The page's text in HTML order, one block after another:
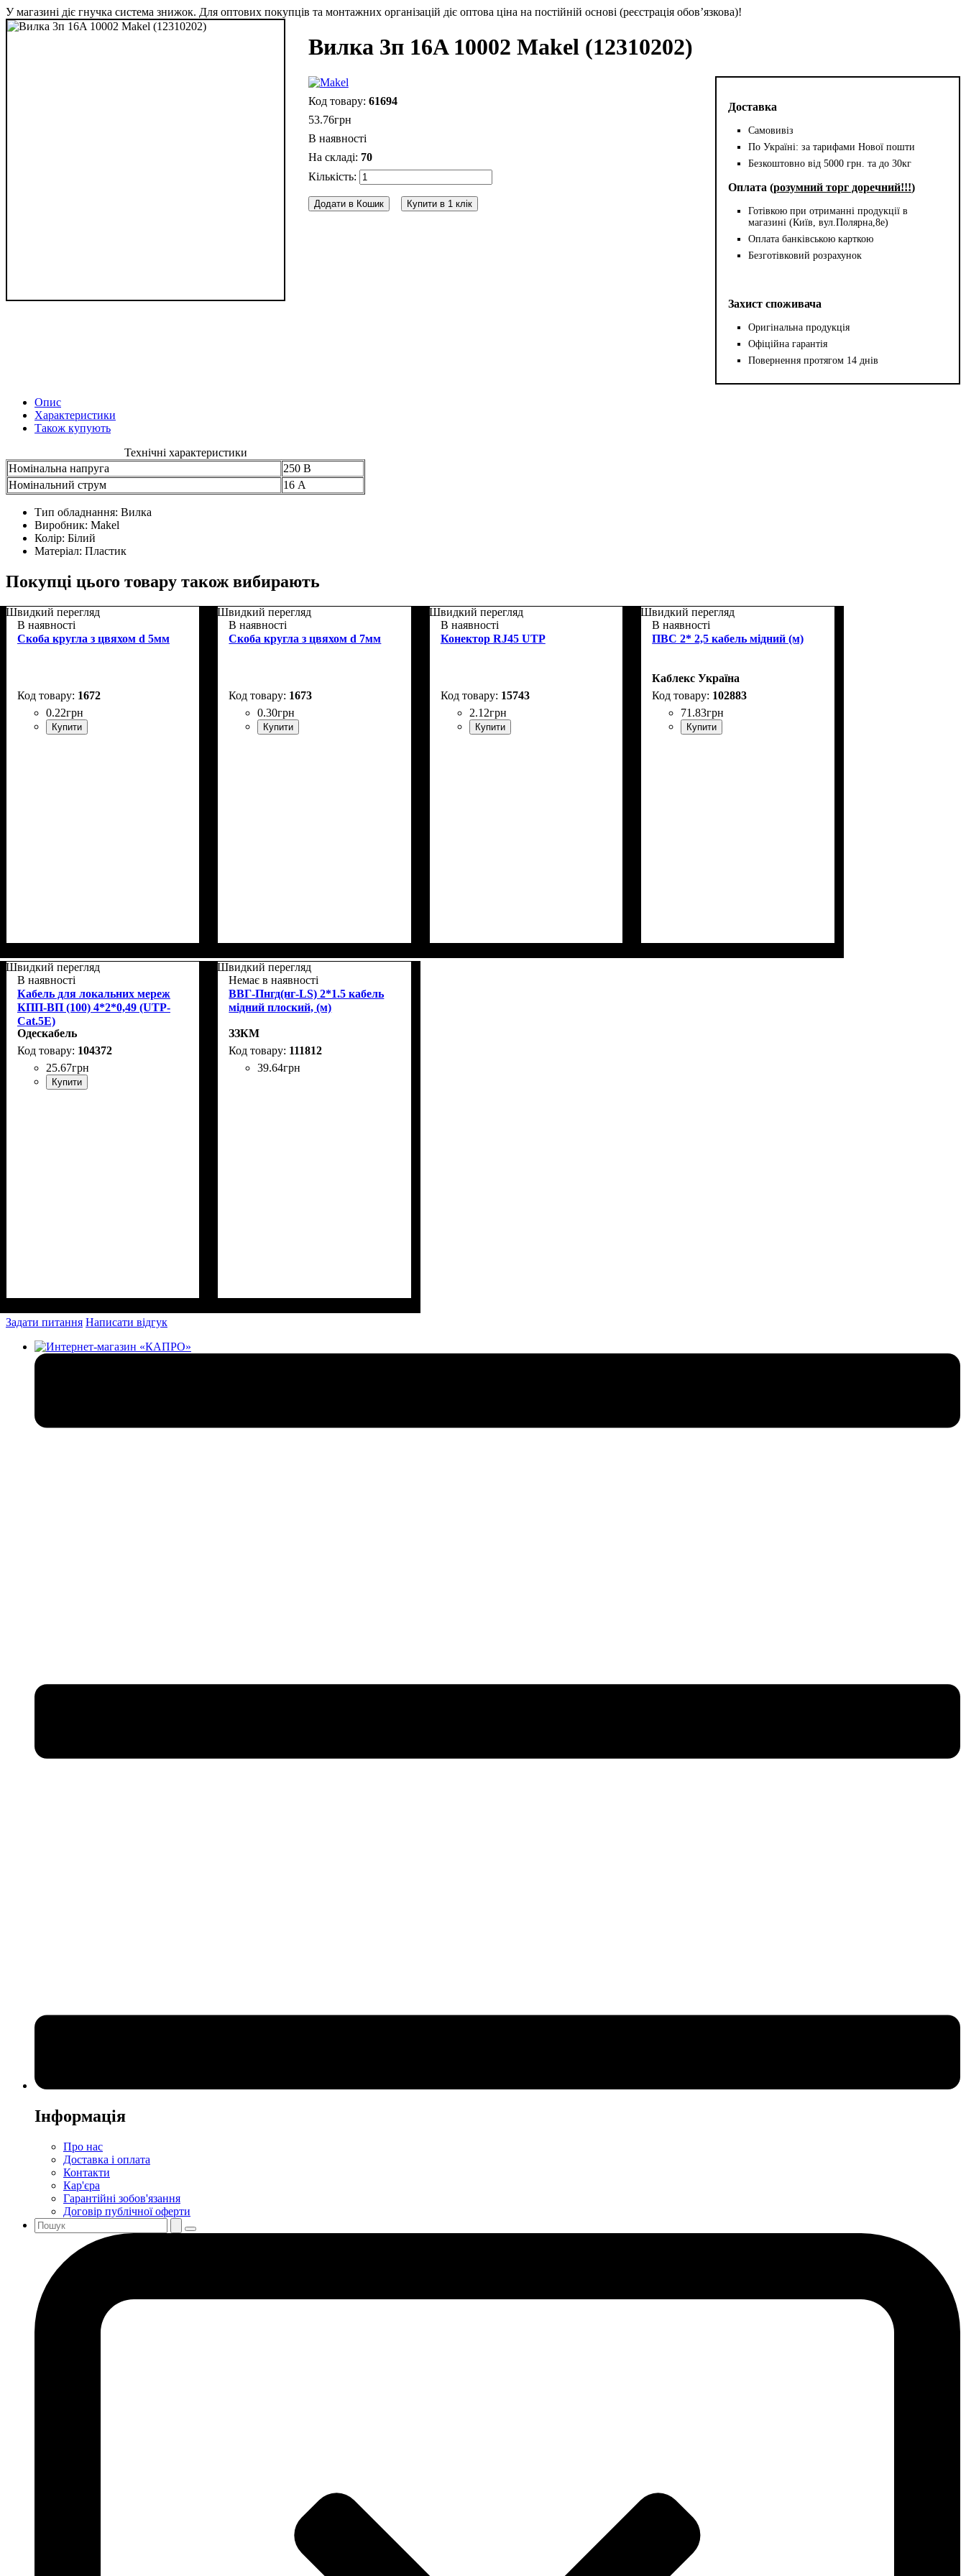
У магазині діє гнучка система знижок. Для оптових покупців та монтажних організацій діє оптова ціна на постійній основі (реєстрація обов’язкова)!
Вилка 3п 16A 10002 Makel (12310202)
Доставка
Самовивіз
По Україні: за тарифами Нової пошти
Безкоштовно від 5000 грн. та до 30кг
Оплата (розумний торг доречний!!!)
Готівкою при отриманні продукції в
магазині (Київ, вул.Полярна,8е)
Оплата банківською карткою
Безготівковий розрахунок
Захист споживача
Оригінальна продукція
Офіційна гарантія
Повернення протягом 14 днів
61694
53.76грн
В наявності
70
Додати в Кошик Купити в 1 клік
Опис
Характеристики
Також купують
Технічні характеристики
Номінальна напруга
250 В
Номінальний струм
16 А
Тип обладнання: Вилка
Виробник: Makel
Колір: Білий
Матеріал: Пластик
Покупці цього товару також вибирають
Швидкий перегляд
В наявності
Скоба кругла з цвяхом d 5мм
1672
0.22грн
Купити
Швидкий перегляд
В наявності
Скоба кругла з цвяхом d 7мм
1673
0.30грн
Купити
Швидкий перегляд
В наявності
Конектор RJ45 UTP
15743
2.12грн
Купити
Швидкий перегляд
В наявності
ПВС 2* 2,5 кабель мідний (м)
Каблекс Україна
102883
71 .83грн
Купити
Швидкий перегляд
В наявності
Кабель для локальних мереж
КПП-ВП (100) 4*2*0,49 (UTP-
Cat.5E)
Одескабель
104372
25.67грн
Купити
Швидкий перегляд
Немає в наявності
ВВГ-Пнгд(нг-LS) 2*1.5 кабель
мідний плоский, (м)
ЗЗКМ
111812
39.64грн
Задати питання Написати відгук
Інформація
Про нас
Доставка і оплата
Контакти
Кар'єра
Гарантійні зобов'язання
Договір публічної оферти